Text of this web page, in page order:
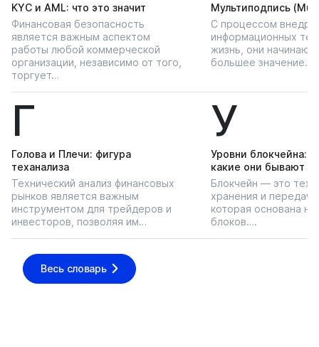
KYС и AML: что это значит
Финансовая безопасность
является важным аспектом
работы любой коммерческой
организации, независимо от того,
торгует…
Мультиподпись
С процессом
информационных
жизнь, они начинают
большее значение…
Г
Голова и Плечи: фигура
теханализа
Технический анализ финансовых
рынков является важным
инструментом для трейдеров и
инвесторов, позволяя им…
У
Уровни блокчейна:
какие они бывают
Блокчейн — это
хранения и
которая основана
блоков….
Весь словарь